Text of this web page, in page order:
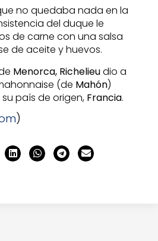
no quedaba nada en la
del duque le
de carne con una salsa
de aceite y huevos.
Menorca, Richelieudio a
(de Mahón)
país de origen, Francia.
)